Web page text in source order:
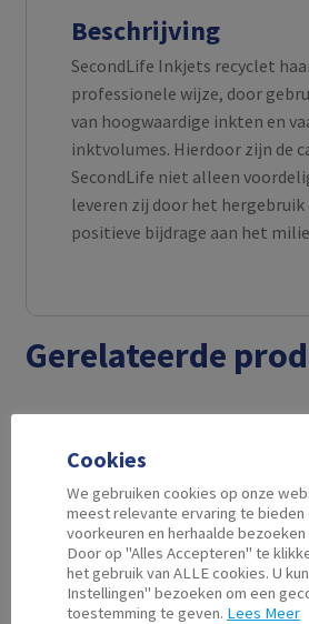
Beschrijving
SecondLife Inkjets recyclet
professionele wijze, door
van hoogwaardige inkten en
inktvolumes. Hierdoor zijn de
SecondLife niet alleen
leveren zij door het hergebruik
positieve bijdrage aan het
Gerelateerde
Cookies
We gebruiken cookies op onze
meest relevante ervaring te bieden
voorkeuren en herhaalde
Door op "Alles Accepteren" te
het gebruik van ALLE cookies. U
Instellingen" bezoeken om een
toestemming te geven. Lees Meer